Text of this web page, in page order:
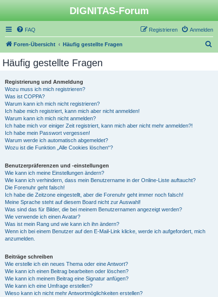
DIGNITAS-Forum
FAQ Anmelden
Registrieren
Foren-Übersicht Häufig gestellte Fragen
Häufig gestellte Fragen
Registrierung und Anmeldung
Wozu muss ich mich registrieren?
Was ist COPPA?
Warum kann ich mich nicht registrieren?
Ich habe mich registriert, kann mich aber nicht anmelden!
Warum kann ich mich nicht anmelden?
Ich habe mich vor einiger Zeit registriert, kann mich aber nicht mehr anmelden?!
Ich habe mein Passwort vergessen!
Warum werde ich automatisch abgemeldet?
Wozu ist die Funktion „Alle Cookies löschen“?
Benutzerpräferenzen und -einstellungen
Wie kann ich meine Einstellungen ändern?
Wie kann ich verhindern, dass mein Benutzername in der Online-Liste auftaucht?
Die Forenuhr geht falsch!
Ich habe die Zeitzone eingestellt, aber die Forenuhr geht immer noch falsch!
Meine Sprache steht auf diesem Board nicht zur Auswahl!
Was sind das für Bilder, die bei meinem Benutzernamen angezeigt werden?
Wie verwende ich einen Avatar?
Was ist mein Rang und wie kann ich ihn ändern?
Wenn ich bei einem Benutzer auf den E-Mail-Link klicke, werde ich aufgefordert, mich
anzumelden.
Beiträge schreiben
Wie erstelle ich ein neues Thema oder eine Antwort?
Wie kann ich einen Beitrag bearbeiten oder löschen?
Wie kann ich meinem Beitrag eine Signatur anfügen?
Wie kann ich eine Umfrage erstellen?
Wieso kann ich nicht mehr Antwortmöglichkeiten erstellen?